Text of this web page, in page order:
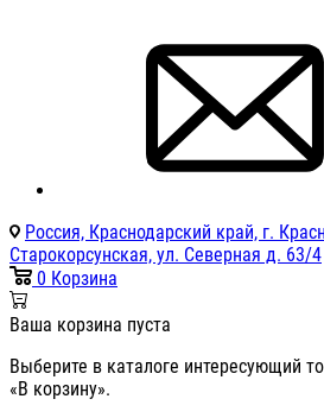
Россия, Краснодарский край, г.
Старокорсунская, ул. Северная д. 63/4
0 Корзина
Ваша корзина пуста
Выберите в каталоге интересующий
«В корзину».